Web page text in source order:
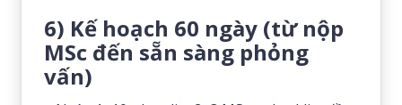
6) Kế hoạch 60 ngày (từ nộp
MSc đến sẵn sàng phỏng
vấn)